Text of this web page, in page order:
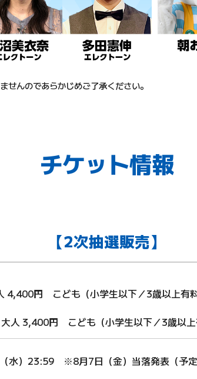
せんのであらかじめご了承ください。
チケット情報
【2次抽選販売】
4,400円 こども（小学生以下／3歳以上有
大人 3,400円 こども（小学生以下／3歳以
水）23:59 ※8月7日（金）当落発表（予定